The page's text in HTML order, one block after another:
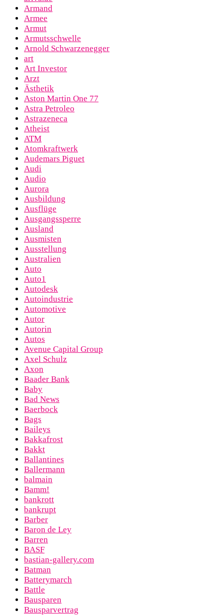
Armand
Armee
Armut
Armutsschwelle
Arnold Schwarzenegger
art
Art Investor
Arzt
Ästhetik
Aston Martin One 77
Astra Petroleo
Astrazeneca
Atheist
ATM
Atomkraftwerk
Audemars Piguet
Audi
Audio
Aurora
Ausbildung
Ausflüge
Ausgangssperre
Ausland
Ausmisten
Ausstellung
Australien
Auto
Auto1
Autodesk
Autoindustrie
Automotive
Autor
Autorin
Autos
Avenue Capital Group
Axel Schulz
Axon
Baader Bank
Baby
Bad News
Baerbock
Bags
Baileys
Bakkafrost
Bakkt
Ballantines
Ballermann
balmain
Bamm!
bankrott
bankrupt
Barber
Baron de Ley
Barren
BASF
bastian-gallery.com
Batman
Batterymarch
Battle
Bausparen
Bausparvertrag